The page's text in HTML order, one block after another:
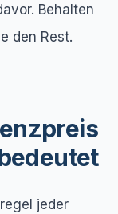
Behalten
den Rest.
jeder